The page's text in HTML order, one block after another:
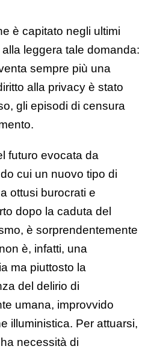
è capitato negli ultimi
leggera tale domanda:
sempre più una
alla privacy è stato
gli episodi di censura
futuro evocata da
cui un nuovo tipo di
ottusi burocrati e
dopo la caduta del
è sorprendentemente
è, infatti, una
ma piuttosto la
del delirio di
umana, improvvido
illuministica. Per attuarsi,
necessità di